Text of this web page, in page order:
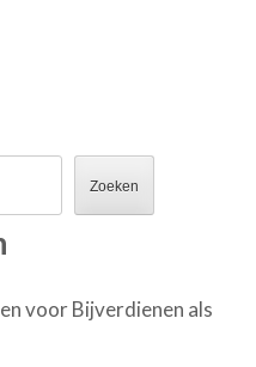
Zoeken
voor Bijverdienen als